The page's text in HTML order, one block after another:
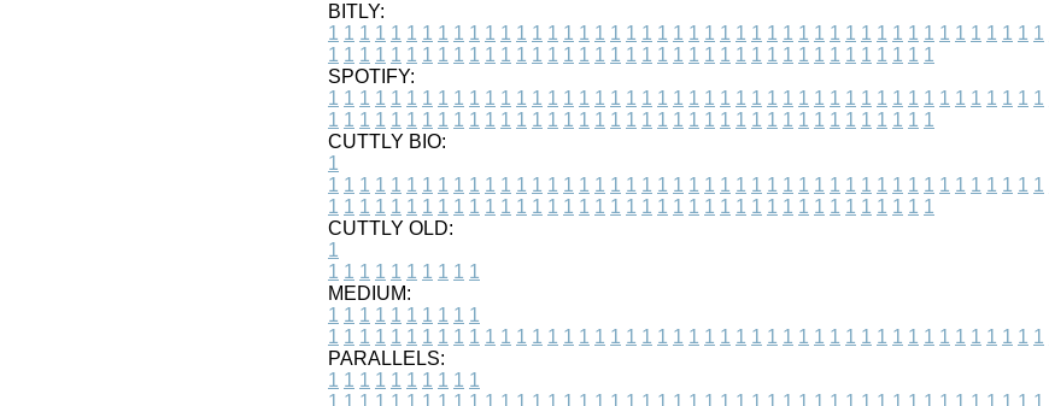
BITLY:
1 1 1 1 1 1 1 1 1 1 1 1 1 1 1 1 1 1 1 1 1 1 1 1 1 1 1 1 1 1 1 1 1 1 1 1 1 1 1 1 1 1 1 1 1 1
1 1 1 1 1 1 1 1 1 1 1 1 1 1 1 1 1 1 1 1 1 1 1 1 1 1 1 1 1 1 1 1 1 1 1 1 1 1 1
SPOTIFY:
1 1 1 1 1 1 1 1 1 1 1 1 1 1 1 1 1 1 1 1 1 1 1 1 1 1 1 1 1 1 1 1 1 1 1 1 1 1 1 1 1 1 1 1 1 1
1 1 1 1 1 1 1 1 1 1 1 1 1 1 1 1 1 1 1 1 1 1 1 1 1 1 1 1 1 1 1 1 1 1 1 1 1 1 1
CUTTLY BIO:
1
1 1 1 1 1 1 1 1 1 1 1 1 1 1 1 1 1 1 1 1 1 1 1 1 1 1 1 1 1 1 1 1 1 1 1 1 1 1 1 1 1 1 1 1 1 1
1 1 1 1 1 1 1 1 1 1 1 1 1 1 1 1 1 1 1 1 1 1 1 1 1 1 1 1 1 1 1 1 1 1 1 1 1 1 1
CUTTLY OLD:
1
1 1 1 1 1 1 1 1 1 1
MEDIUM:
1 1 1 1 1 1 1 1 1 1
1 1 1 1 1 1 1 1 1 1 1 1 1 1 1 1 1 1 1 1 1 1 1 1 1 1 1 1 1 1 1 1 1 1 1 1 1 1 1 1 1 1 1 1 1 1
PARALLELS:
1 1 1 1 1 1 1 1 1 1